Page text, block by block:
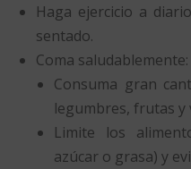
Haga ejercicio a
sentado.
Coma saludablemente:
Consuma gran
legumbres, frutas y
Limite los
azúcar o grasa) y